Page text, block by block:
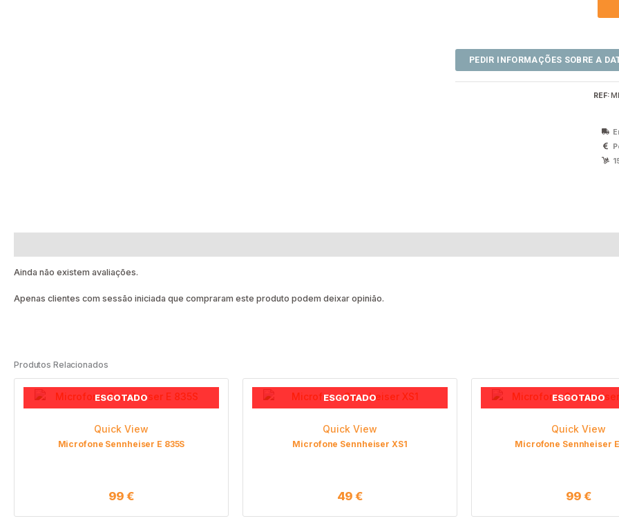
REF:
Ainda não existem avaliações.
Apenas clientes com sessão iniciada que compraram este produto podem deixar opinião.
Produtos Relacionados
ESGOTADO
Quick View
Microfone Sennheiser E 835S
99 €
ESGOTADO
Quick View
Microfone Sennheiser XS1
49 €
ESGOTADO
Quick View
Microfone Sennheiser
99 €